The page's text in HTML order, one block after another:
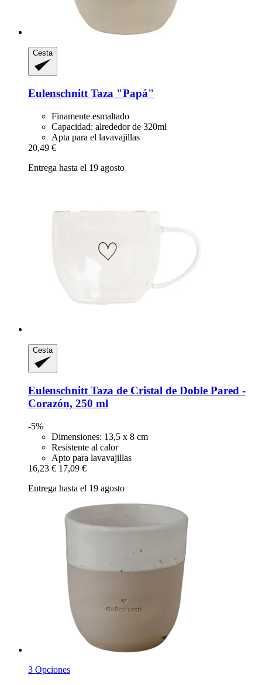
Cesta
Eulenschnitt Taza "Papá"
Finamente esmaltado
Capacidad: alrededor de 320ml
Apta para el lavavajillas
20,49 €
Entrega hasta el 19 agosto
Cesta
Eulenschnitt Taza de Cristal de Doble Pared -​
Corazón, 250 ml
-5%
Dimensiones: 13,5 x 8 cm
Resistente al calor
Apto para lavavajillas
16,23 € 17,09 €
Entrega hasta el 19 agosto
3 Opciones